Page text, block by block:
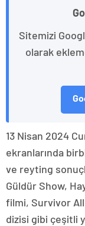
Sitemizi
olarak
13 Nisan 2024
ekranlarında
ve reyting
Güldür Show,
filmi, Survivor All
dizisi gibi çeşitli